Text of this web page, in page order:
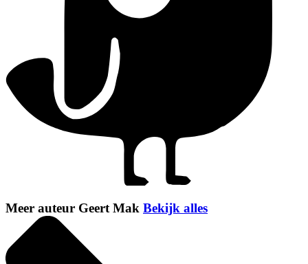
Meer auteur Geert Mak Bekijk alles